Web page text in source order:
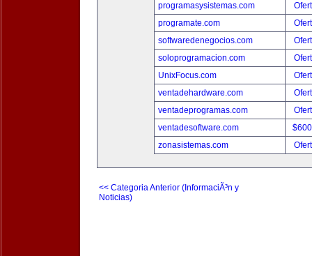
programasysistemas.com
programate.com
softwaredenegocios.com
soloprogramacion.com
UnixFocus.com
ventadehardware.com
ventadeprogramas.com
ventadesoftware.com
zonasistemas.com
<< Categoria Anterior (InformaciÃ³n y
Noticias)